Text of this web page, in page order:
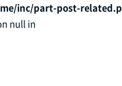
inc/part-post-
null in